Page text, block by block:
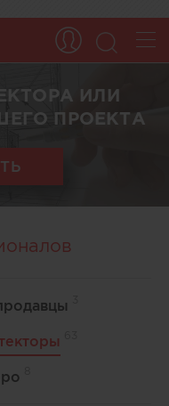
ИЛИ
ПРОЕКТА